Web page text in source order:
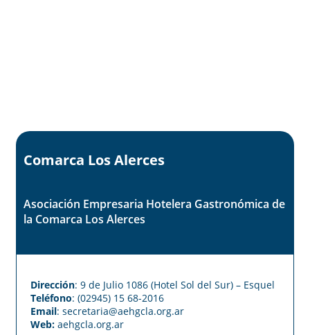
Comarca Los Alerces
Asociación Empresaria Hotelera Gastronómica de
la Comarca Los Alerces
Dirección: 9 de Julio 1086 (Hotel Sol del Sur) – Esquel
Teléfono: (02945) 15 68-2016
Email: secretaria@aehgcla.org.ar
Web: aehgcla.org.ar